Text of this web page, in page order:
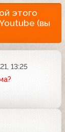
этого
(вы
13:25